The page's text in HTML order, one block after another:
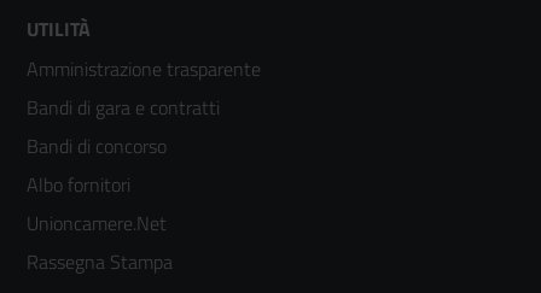
Footer
menù
colonna
2
UTILITÀ
Amministrazione trasparente
Bandi di gara e contratti
Bandi di concorso
Albo fornitori
Unioncamere.Net
Rassegna Stampa